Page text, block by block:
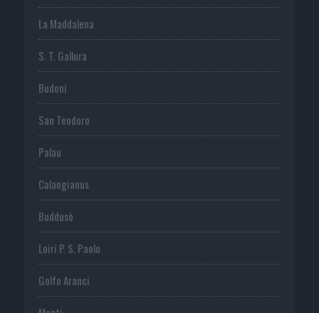
La Maddalena
S. T. Gallura
Budoni
San Teodoro
Palau
Calangianus
Buddusò
Loiri P. S. Paolo
Golfo Aranci